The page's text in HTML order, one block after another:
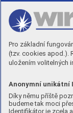
Pro základní
(tzv. cookies apod.).
uložením volitelných
Anonymní unikátní
Díky němu příště
budeme tak moci
Identifikátor je zcela
NAVRŽENO PRO
OBRYSŮM V
OBLIČEJE